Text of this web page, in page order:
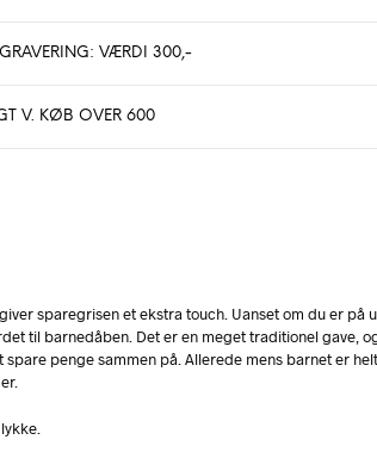
VÆRDI 300,-
V. KØB OVER 600
sparegrisen et ekstra touch. Uanset om du er på
til barnedåben. Det er en meget traditionel gave,
penge sammen på. Allerede mens barnet er